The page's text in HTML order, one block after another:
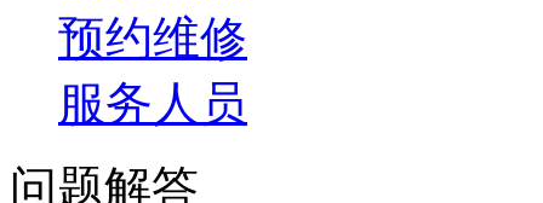
预约维修
服务人员
问题解答